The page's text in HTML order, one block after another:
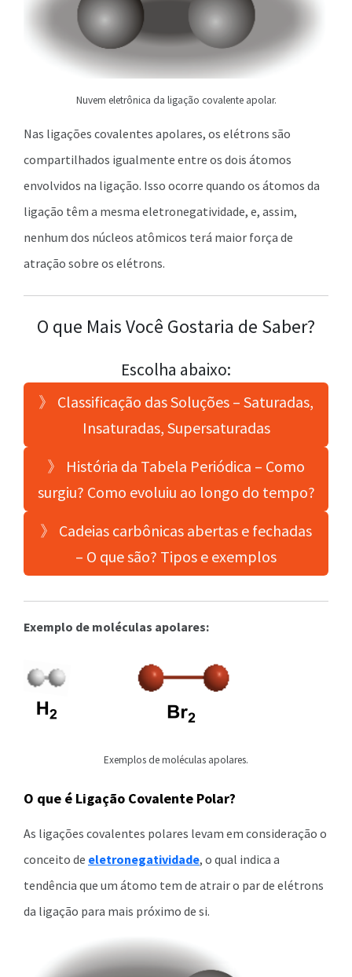
Nuvem eletrônica da ligação covalente apolar.
Nas ligações covalentes apolares, os elétrons são
compartilhados igualmente entre os dois átomos
envolvidos na ligação. Isso ocorre quando os átomos da
ligação têm a mesma eletronegatividade, e, assim,
nenhum dos núcleos atômicos terá maior força de
atração sobre os elétrons.
O que Mais Você Gostaria de Saber?
Escolha abaixo:
》 Classificação das Soluções – Saturadas,
Insaturadas, Supersaturadas
》 História da Tabela Periódica – Como
surgiu? Como evoluiu ao longo do tempo?
》 Cadeias carbônicas abertas e fechadas
– O que são? Tipos e exemplos
Exemplo de moléculas apolares:
Exemplos de moléculas apolares.
O que é Ligação Covalente Polar?
As ligações covalentes polares levam em consideração o
conceito de eletronegatividade, o qual indica a
tendência que um átomo tem de atrair o par de elétrons
da ligação para mais próximo de si.